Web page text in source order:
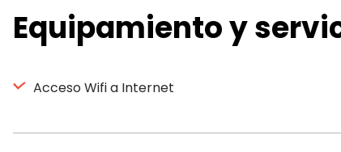
Equipamiento y
Acceso Wifi a Internet